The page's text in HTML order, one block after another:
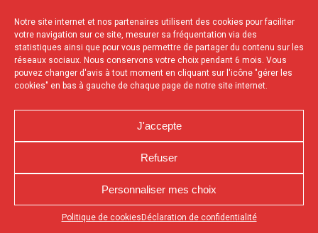
Notre site internet et nos partenaires utilisent des cookies pour faciliter
votre navigation sur ce site, mesurer sa fréquentation via des
statistiques ainsi que pour vous permettre de partager du contenu sur les
réseaux sociaux. Nous conservons votre choix pendant 6 mois. Vous
pouvez changer d'avis à tout moment en cliquant sur l'icône "gérer les
cookies" en bas à gauche de chaque page de notre site internet.
J'accepte
Refuser
Personnaliser mes choix
Politique de cookies Déclaration de confidentialité
Appuyez sur le bouton partager en bas de votre